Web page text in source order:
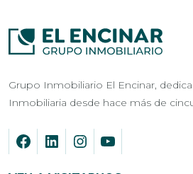
Grupo Inmobiliario El Encinar,
Inmobiliaria desde hace más de